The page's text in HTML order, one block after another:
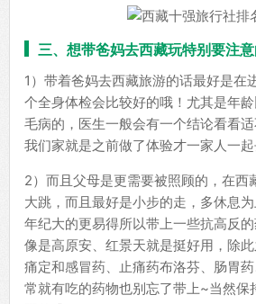
三、想带爸妈去西藏玩特别要注
1）带着爸妈去西藏旅游的话最好是在
个全身体检会比较好的哦！尤其是年
毛病的，医生一般会有一个结论看看
我们家就是之前做了体验才一家人一起
2）而且父母是更需要被照顾的，在西
大跳，而且最好是小步的走，多休息
年纪大的更易得所以带上一些抗高反
像是高原安、红景天就是挺好用，除
痛定和感冒药、止痛药布洛芬、肠胃
常就有吃的药物也别忘了带上~当然保